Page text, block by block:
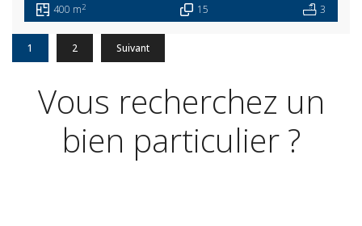
400 m2 15 3
1 2 Suivant
Vous recherchez un
bien particulier ?